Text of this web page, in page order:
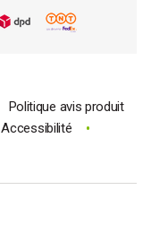
Politique avis produit
Accessibilité •